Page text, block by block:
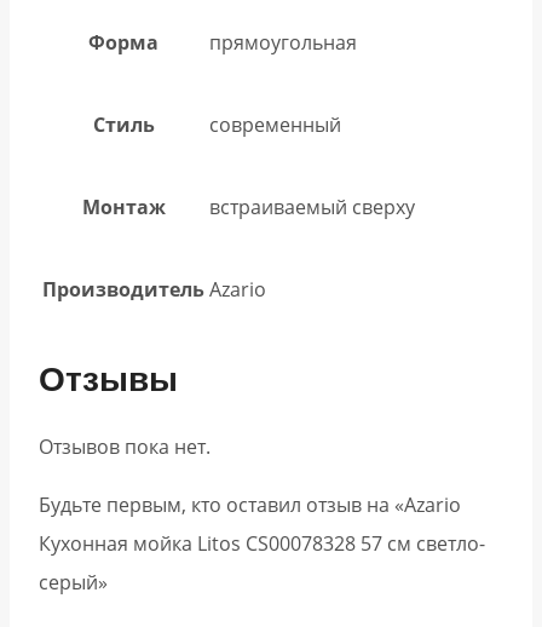
Форма прямоугольная
Стиль современный
Монтаж встраиваемый сверху
ПроизводительAzario
Отзывы
Отзывов пока нет.
Будьте первым, кто оставил отзыв на «Azario
Кухонная мойка Litos CS00078328 57 см светло-
серый»